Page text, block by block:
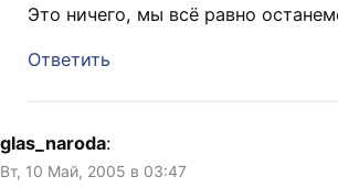
Это ничего, мы всё равно
Ответить
glas_naroda:
Вт, 10 Май, 2005 в 03:47